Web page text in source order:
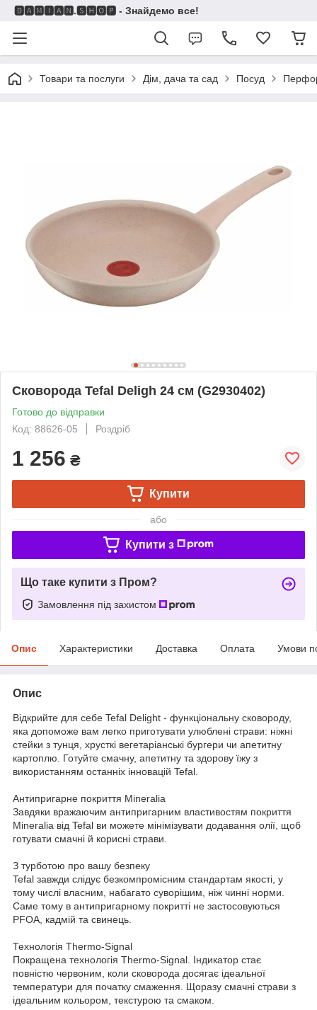
🅳🅰🅼🅸🅰🅽.🆂🅷🅾🅿 - Знайдемо все!
Товари та послуги Дім, дача та сад Посуд
Сковорода Tefal Deligh 24 см (G2930402)
Готово до відправки
Код: 88626-05
Роздріб
1 256 ₴
Купити
або
Купити з
Що таке купити з Пром?
Замовлення під захистом
Опис Характеристики Доставка Оплата Умови
Опис
Відкрийте для себе Tefal Delight - функціональну сковороду,
яка допоможе вам легко приготувати улюблені страви: ніжні
стейки з тунця, хрусткі вегетаріанські бургери чи апетитну
картоплю. Готуйте смачну, апетитну та здорову їжу з
використанням останніх інновацій Tefal.
Антипригарне покриття Mineralia
Завдяки вражаючим антипригарним властивостям покриття
Mineralia від Tefal ви можете мінімізувати додавання олії, щоб
готувати смачні й корисні страви.
З турботою про вашу безпеку
Tefal завжди слідує безкомпромісним стандартам якості, у
тому числі власним, набагато суворішим, ніж чинні норми.
Саме тому в антипригарному покритті не застосовуються
PFOA, кадмій та свинець.
Технологія Thermo-Signal
Покращена технологія Thermo-Signal. Індикатор стає
повністю червоним, коли сковорода досягає ідеальної
температури для початку смаження. Щоразу смачні страви з
ідеальним кольором, текстурою та смаком.